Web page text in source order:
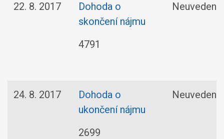
22. 8. 2017
Dohoda o
skončení nájmu
4791
Neuvedené
24. 8. 2017
Dohoda o
ukončení nájmu
2699
Neuvedené